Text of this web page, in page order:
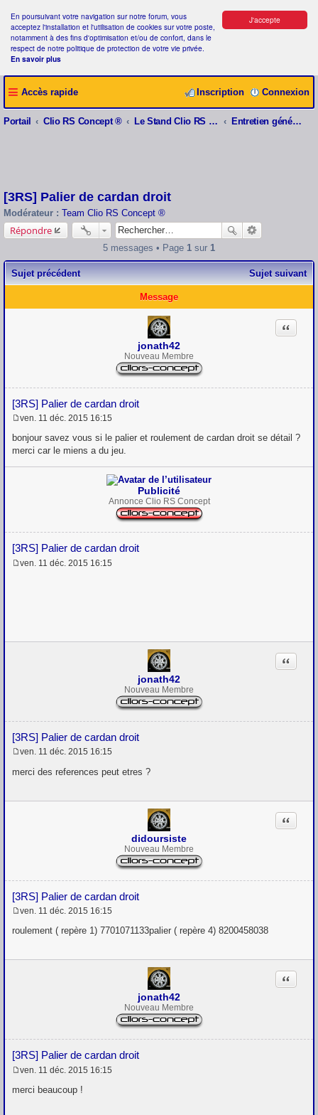
J'accepte
En poursuivant votre navigation sur notre forum, vous
acceptez l'installation et l'utilisation de cookies sur votre poste,
notamment à des fins d'optimisation et/ou de confort, dans le
respect de notre politique de protection de votre vie privée.
En savoir plus
Accès rapide Connexion
Inscription
Portail Clio RS Concept ® Le Stand Clio RS Concept ® Entretien général et Problèmes divers
[3RS] Palier de cardan droit
Modérateur : Team Clio RS Concept ®
Répondre
5 messages • Page 1 sur 1
Sujet précédent Sujet suivant
Message
jonath42
Nouveau Membre
[3RS] Palier de cardan droit
Citation
e
s
a
ven. 11 déc. 2015 16:15
bonjour savez vous si le palier et roulement de cardan droit se détail ?
merci car le miens a du jeu.
Publicité
Annonce Clio RS Concept
[3RS] Palier de cardan droit
ven. 11 déc. 2015 16:15
jonath42
Nouveau Membre
[3RS] Palier de cardan droit
Citation
e
a
ven. 11 déc. 2015 16:15
merci des references peut etres ?
didoursiste
Nouveau Membre
[3RS] Palier de cardan droit
Citation
e
a
ven. 11 déc. 2015 16:15
roulement ( repère 1) 7701071133palier ( repère 4) 8200458038
jonath42
Nouveau Membre
[3RS] Palier de cardan droit
Citation
e
ven. 11 déc. 2015 16:15
merci beaucoup !